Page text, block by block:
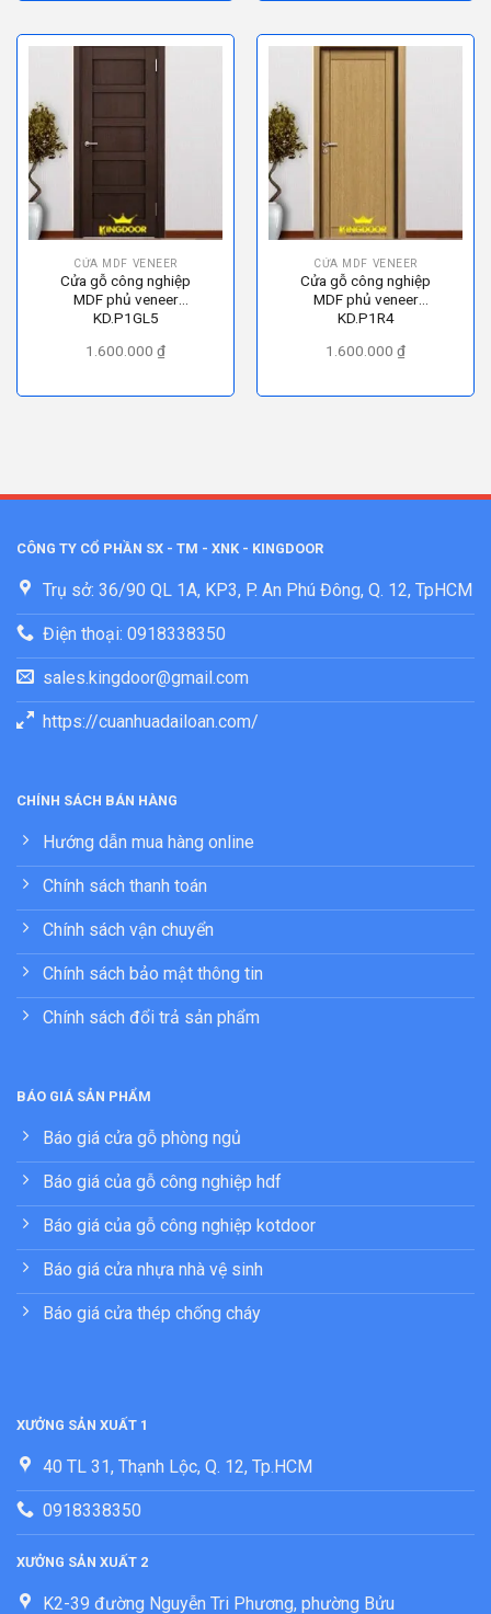
CỬA MDF VENEER
Cửa gỗ công nghiệp
MDF phủ veneer
KD.P1GL5
1.600.000 ₫
CỬA MDF VENEER
Cửa gỗ công nghiệp
MDF phủ veneer
KD.P1R4
1.600.000 ₫
CÔNG TY CỔ PHẦN SX - TM - XNK - KINGDOOR
Trụ sở: 36/90 QL 1A, KP3, P. An Phú Đông, Q. 12, TpHCM
Điện thoại: 0918338350
sales.kingdoor@gmail.com
https://cuanhuadailoan.com/
CHÍNH SÁCH BÁN HÀNG
Hướng dẫn mua hàng online
Chính sách thanh toán
Chính sách vận chuyển
Chính sách bảo mật thông tin
Chính sách đổi trả sản phẩm
BÁO GIÁ SẢN PHẨM
Báo giá cửa gỗ phòng ngủ
Báo giá của gỗ công nghiệp hdf
Báo giá của gỗ công nghiệp kotdoor
Báo giá cửa nhựa nhà vệ sinh
Báo giá cửa thép chống cháy
XƯỞNG SẢN XUẤT 1
40 TL 31, Thạnh Lộc, Q. 12, Tp.HCM
0918338350
XƯỞNG SẢN XUẤT 2
K2-39 đường Nguyễn Tri Phương, phường Bửu